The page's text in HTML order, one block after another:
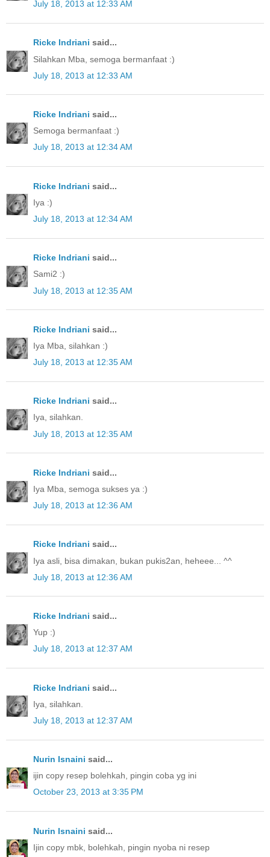
July 18, 2013 at 12:33 AM
Ricke Indriani said...
Silahkan Mba, semoga bermanfaat :)
July 18, 2013 at 12:33 AM
Ricke Indriani said...
Semoga bermanfaat :)
July 18, 2013 at 12:34 AM
Ricke Indriani said...
Iya :)
July 18, 2013 at 12:34 AM
Ricke Indriani said...
Sami2 :)
July 18, 2013 at 12:35 AM
Ricke Indriani said...
Iya Mba, silahkan :)
July 18, 2013 at 12:35 AM
Ricke Indriani said...
Iya, silahkan.
July 18, 2013 at 12:35 AM
Ricke Indriani said...
Iya Mba, semoga sukses ya :)
July 18, 2013 at 12:36 AM
Ricke Indriani said...
Iya asli, bisa dimakan, bukan pukis2an, heheee... ^^
July 18, 2013 at 12:36 AM
Ricke Indriani said...
Yup :)
July 18, 2013 at 12:37 AM
Ricke Indriani said...
Iya, silahkan.
July 18, 2013 at 12:37 AM
Nurin Isnaini said...
ijin copy resep bolehkah, pingin coba yg ini
October 23, 2013 at 3:35 PM
Nurin Isnaini said...
Ijin copy mbk, bolehkah, pingin nyoba ni resep